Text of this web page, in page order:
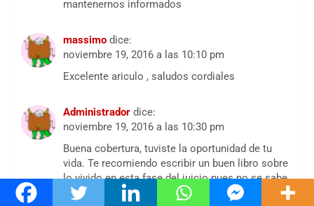
mantenernos informados
massimo dice:
noviembre 19, 2016 a las 10:10 pm
Excelente ariculo , saludos cordiales
Administrador dice:
noviembre 19, 2016 a las 10:30 pm
Buena cobertura, tuviste la oportunidad de tu
vida. Te recomiendo escribir un buen libro sobre
lo vivido en esta fase del juicio pues no se sabe
aún si los acusados convictos apelaran de la